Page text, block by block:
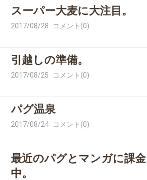
スーパー大麦に大注目。
2017/08/28 コメント(0)
引越しの準備。
2017/08/25 コメント(0)
パグ温泉
2017/08/24 コメント(0)
最近のパグとマンガに課金
中。